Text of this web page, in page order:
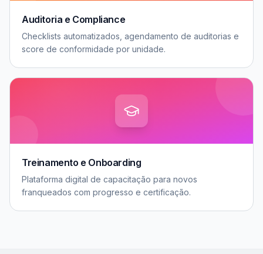
Auditoria e Compliance
Checklists automatizados, agendamento de auditorias e
score de conformidade por unidade.
Treinamento e Onboarding
Plataforma digital de capacitação para novos
franqueados com progresso e certificação.